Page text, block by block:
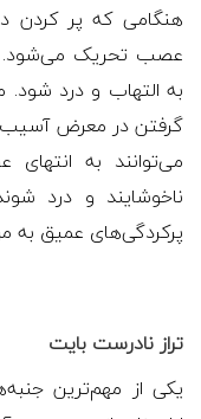
هنگامی که پر کردن
عصب تحریک می‌شود.
به التهاب و درد شود.
گرفتن در معرض آسیب
می‌توانند به
ناخوشایند و درد
پرکردگی‌های عمیق به
تراز نادرست بایت
یکی از مهم‌ترین